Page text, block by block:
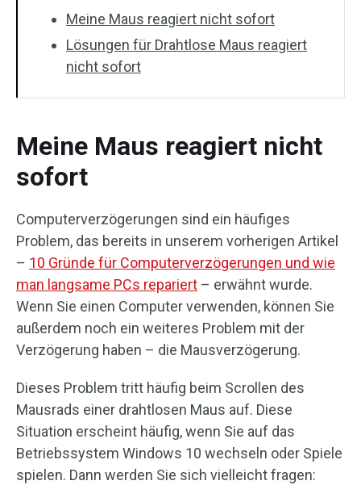
Meine Maus reagiert nicht sofort
Lösungen für Drahtlose Maus reagiert
nicht sofort
Meine Maus reagiert nicht
sofort
Computerverzögerungen sind ein häufiges
Problem, das bereits in unserem vorherigen Artikel
– 10 Gründe für Computerverzögerungen und wie
man langsame PCs repariert – erwähnt wurde.
Wenn Sie einen Computer verwenden, können Sie
außerdem noch ein weiteres Problem mit der
Verzögerung haben – die Mausverzögerung.
Dieses Problem tritt häufig beim Scrollen des
Mausrads einer drahtlosen Maus auf. Diese
Situation erscheint häufig, wenn Sie auf das
Betriebssystem Windows 10 wechseln oder Spiele
spielen. Dann werden Sie sich vielleicht fragen: